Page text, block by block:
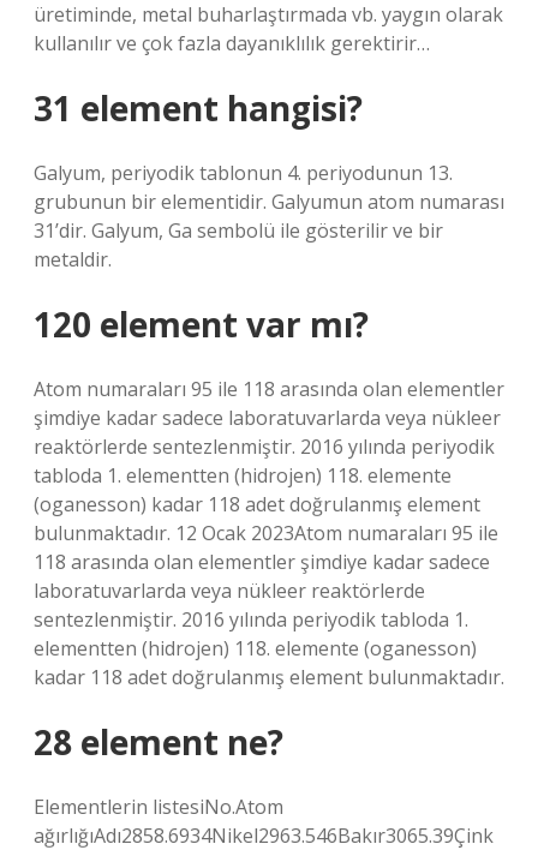
üretiminde, metal buharlaştırmada vb. yaygın olarak
kullanılır ve çok fazla dayanıklılık gerektirir…
31 element hangisi?
Galyum, periyodik tablonun 4. periyodunun 13.
grubunun bir elementidir. Galyumun atom numarası
31’dir. Galyum, Ga sembolü ile gösterilir ve bir
metaldir.
120 element var mı?
Atom numaraları 95 ile 118 arasında olan elementler
şimdiye kadar sadece laboratuvarlarda veya nükleer
reaktörlerde sentezlenmiştir. 2016 yılında periyodik
tabloda 1. elementten (hidrojen) 118. elemente
(oganesson) kadar 118 adet doğrulanmış element
bulunmaktadır. 12 Ocak 2023Atom numaraları 95 ile
118 arasında olan elementler şimdiye kadar sadece
laboratuvarlarda veya nükleer reaktörlerde
sentezlenmiştir. 2016 yılında periyodik tabloda 1.
elementten (hidrojen) 118. elemente (oganesson)
kadar 118 adet doğrulanmış element bulunmaktadır.
28 element ne?
Elementlerin listesiNo.Atom
ağırlığıAdı2858.6934Nikel2963.546Bakır3065.39Çink